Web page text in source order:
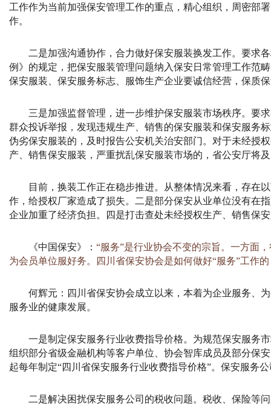
工作作为当前加强保安管理工作的重点，精心组织，周密部
作。
二是加强沟通协作，合力做好保安服装换发工作。要求
例》的规定，把保安服装管理问题纳入保安日常管理工作范
保安服装、保安服务标志、服饰生产企业要诚信经营，保质
三是加强监督管理，进一步维护保安服装市场秩序。要
群众投诉举报，发现违规生产、销售的保安服装和保安服务
伪劣保安服装的，及时报告公安机关治安部门。对于未经授
产、销售保安服装，严重扰乱保安服装市场的，省公安厅将
目前，换装工作正在稳步推进。从整体情况来看，存在
作，给授权厂家造成了损失。二是部分保安从业单位没有在
企业加重了经济负担。四是打击查处未经授权生产、销售保
《中国保安》： “服务”是行业协会不变的宗旨。一方面
为会员单位服好务。四川省保安协会是如何做好“服务”工作的
何辉元： 四川省保安协会成立以来，本着为企业服务、
服务业的健康发展。
一是制定保安服务行业收费指导价格。为规范保安服务
组织部分省级金融机构等客户单位、协会智库成员及部分保
起每年制定“四川省保安服务行业收费指导价格”。保安服务
二是解决困扰保安服务公司的税收问题。税收、保险等